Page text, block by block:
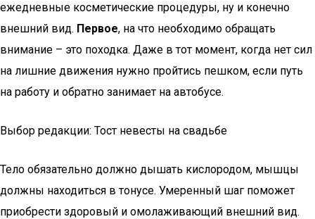
ежедневные косметические процедуры, ну и конечно
внешний вид. Первое, на что необходимо обращать
внимание – это походка. Даже в тот момент, когда нет сил
на лишние движения нужно пройтись пешком, если путь
на работу и обратно занимает на автобусе.
Выбор редакции: Тост невесты на свадьбе
Тело обязательно должно дышать кислородом, мышцы
должны находиться в тонусе. Умеренный шаг поможет
приобрести здоровый и омолаживающий внешний вид.